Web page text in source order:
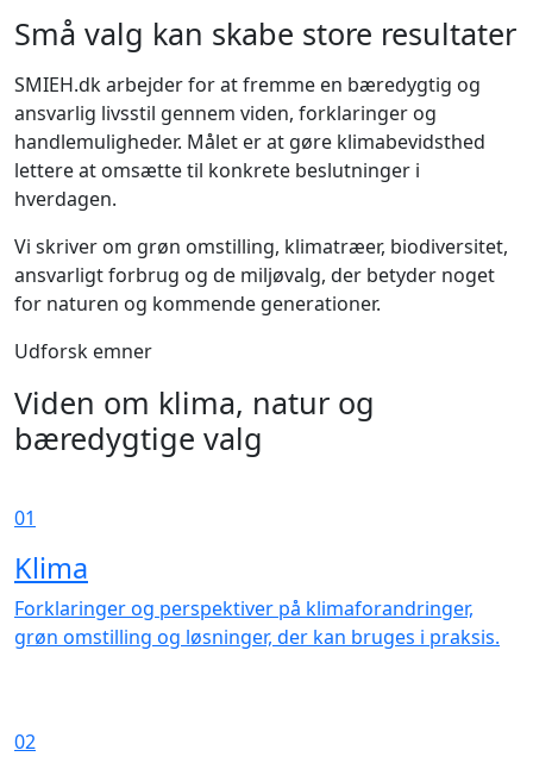
Små valg kan skabe store resultater
SMIEH.dk arbejder for at fremme en bæredygtig og
ansvarlig livsstil gennem viden, forklaringer og
handlemuligheder. Målet er at gøre klimabevidsthed
lettere at omsætte til konkrete beslutninger i
hverdagen.
Vi skriver om grøn omstilling, klimatræer, biodiversitet,
ansvarligt forbrug og de miljøvalg, der betyder noget
for naturen og kommende generationer.
Udforsk emner
Viden om klima, natur og
bæredygtige valg
01
Klima
Forklaringer og perspektiver på klimaforandringer,
grøn omstilling og løsninger, der kan bruges i praksis.
02